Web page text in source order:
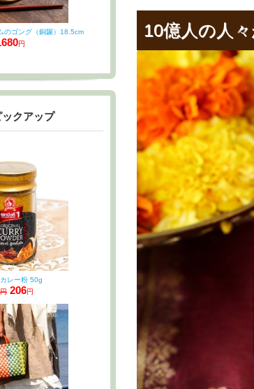
10億人の人
のゴング（銅鑼）18.5cm
円
クアップ
レー粉 50g
206円